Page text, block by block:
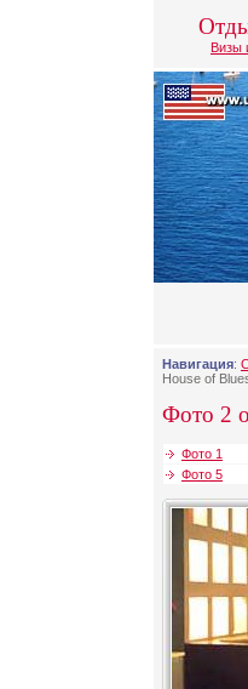
Визы
Навигация:
House of
Фото 2
Фото 1
Фото 5